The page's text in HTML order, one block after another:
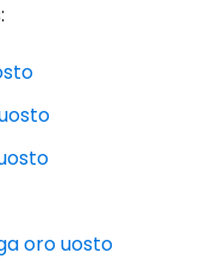
oro uosto